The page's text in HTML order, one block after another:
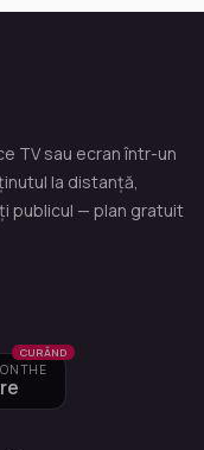
TV sau ecran într-un
la distanță,
publicul — plan gratuit
THE
CURÂND